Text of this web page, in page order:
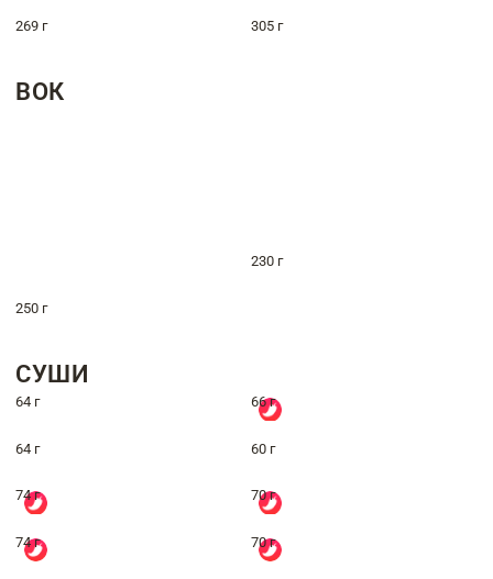
269 г 305 г
ВОК
230 г
250 г
СУШИ
64 г 66 г
64 г 60 г
74 г 70 г
74 г 70 г